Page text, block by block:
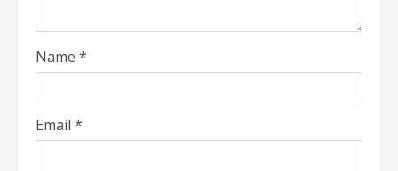
Name *
Email *